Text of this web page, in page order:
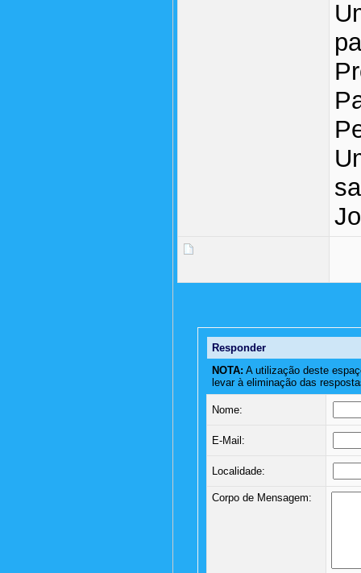
Responder
NOTA: A utilização deste
levar à eliminação das
Nome:
E-Mail:
Localidade:
Corpo de Mensagem: